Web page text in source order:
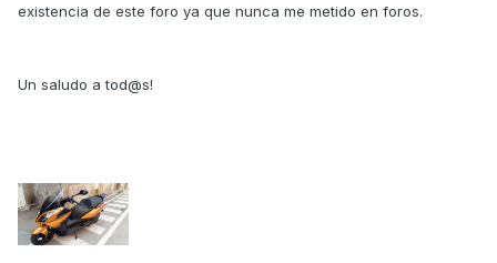
existencia de este foro ya que nunca me metido en foros.
Un saludo a tod@s!